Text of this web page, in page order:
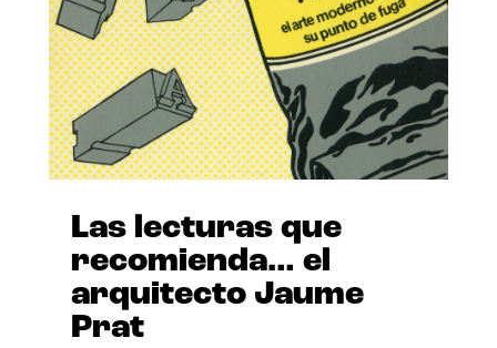
Las lecturas que
recomienda… el
arquitecto Jaume
Prat